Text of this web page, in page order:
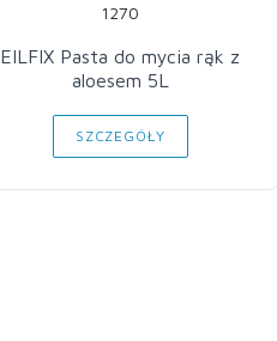
1270
EILFIX Pasta do mycia rąk z
aloesem 5L
SZCZEGÓŁY